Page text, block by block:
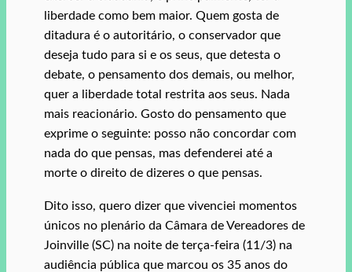
liberdade como bem maior. Quem gosta de
ditadura é o autoritário, o conservador que
deseja tudo para si e os seus, que detesta o
debate, o pensamento dos demais, ou melhor,
quer a liberdade total restrita aos seus. Nada
mais reacionário. Gosto do pensamento que
exprime o seguinte: posso não concordar com
nada do que pensas, mas defenderei até a
morte o direito de dizeres o que pensas.
Dito isso, quero dizer que vivenciei momentos
únicos no plenário da Câmara de Vereadores de
Joinville (SC) na noite de terça-feira (11/3) na
audiência pública que marcou os 35 anos do